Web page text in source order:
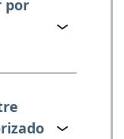
por